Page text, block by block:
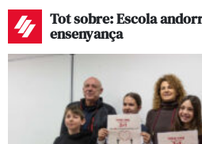
Tot sobre: Escola
ensenyança